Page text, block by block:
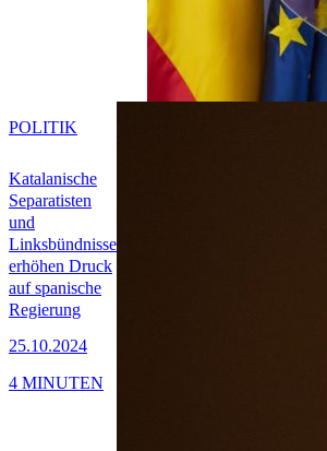
Katalanische
Separatisten
und
Linksbündnisse
erhöhen Druck
auf spanische
Regierung
25.10.2024
POLITIK
4 MINUTEN